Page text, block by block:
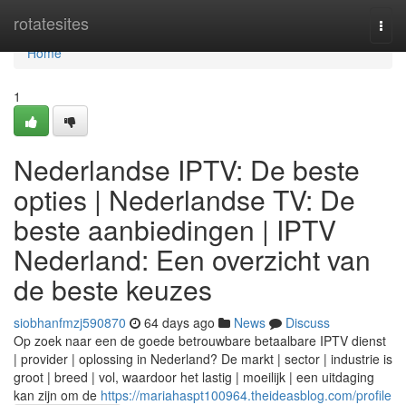
rotatesites
Home
Home
1
Nederlandse IPTV: De beste
opties | Nederlandse TV: De
beste aanbiedingen | IPTV
Nederland: Een overzicht van
de beste keuzes
siobhanfmzj590870 64 days ago News
Discuss
Op zoek naar een de goede betrouwbare betaalbare IPTV dienst
| provider | oplossing in Nederland? De markt | sector | industrie is
groot | breed | vol, waardoor het lastig | moeilijk | een uitdaging
kan zijn om de https://mariahaspt100964.theideasblog.com/profile